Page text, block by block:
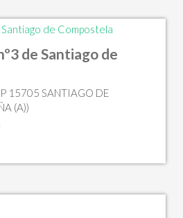
de Santiago de
15705 SANTIAGO DE
(A))